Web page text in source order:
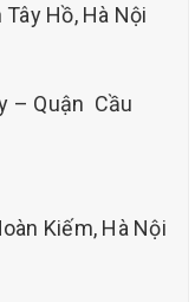
Hồ, Hà Nội
– Quận Cầu
Kiếm, Hà Nội